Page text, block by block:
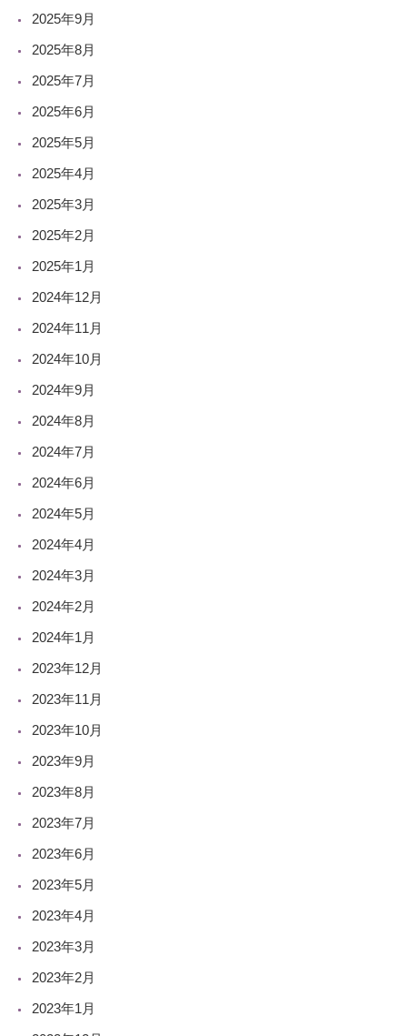
2025年9月
2025年8月
2025年7月
2025年6月
2025年5月
2025年4月
2025年3月
2025年2月
2025年1月
2024年12月
2024年11月
2024年10月
2024年9月
2024年8月
2024年7月
2024年6月
2024年5月
2024年4月
2024年3月
2024年2月
2024年1月
2023年12月
2023年11月
2023年10月
2023年9月
2023年8月
2023年7月
2023年6月
2023年5月
2023年4月
2023年3月
2023年2月
2023年1月